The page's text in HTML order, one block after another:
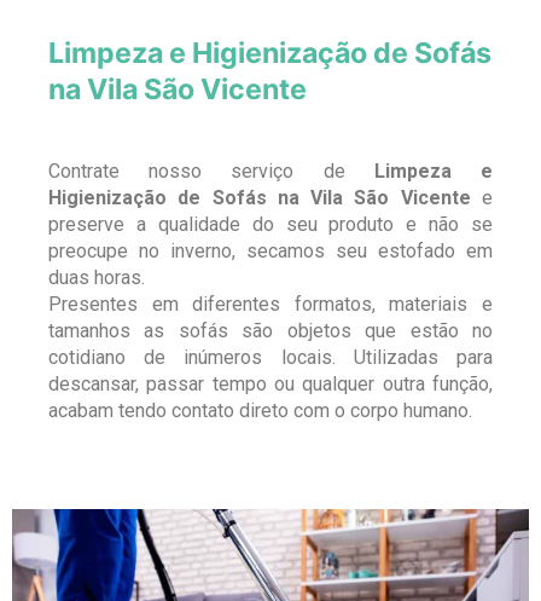
Limpeza e Higienização de Sofás
na Vila São Vicente
Contrate nosso serviço de Limpeza e
Higienização de Sofás na Vila São Vicente e
preserve a qualidade do seu produto e não se
preocupe no inverno, secamos seu estofado em
duas horas.
Presentes em diferentes formatos, materiais e
tamanhos as sofás são objetos que estão no
cotidiano de inúmeros locais. Utilizadas para
descansar, passar tempo ou qualquer outra função,
acabam tendo contato direto com o corpo humano.